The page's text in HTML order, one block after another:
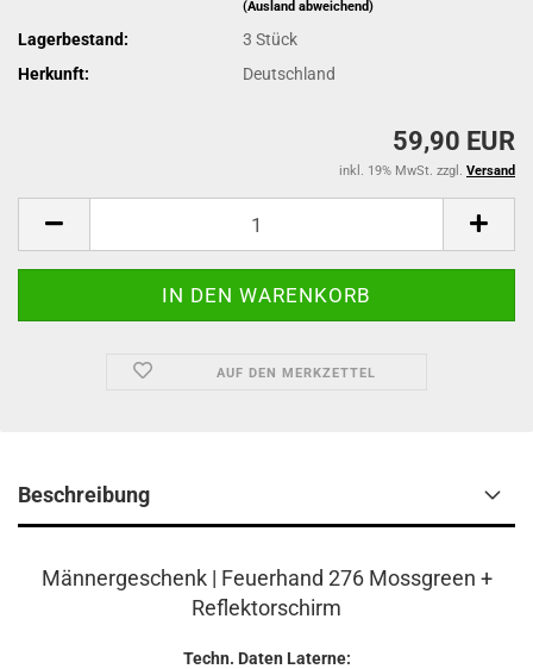
(Ausland abweichend)
Lagerbestand: 3Stück
Herkunft:
Deutschland
59,90 EUR
inkl. 19% MwSt. zzgl. Versand
AUF DEN MERKZETTEL
Beschreibung
Männergeschenk | Feuerhand 276 Mossgreen +
Reflektorschirm
Techn. Daten Laterne: